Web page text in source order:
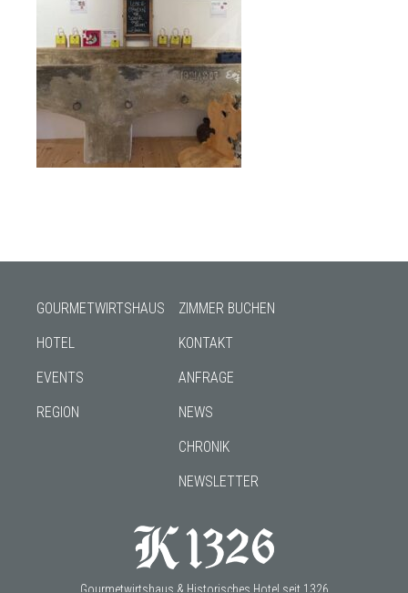
GOURMETWIRTSHAUS
HOTEL
EVENTS
REGION
ZIMMER BUCHEN
KONTAKT
ANFRAGE
NEWS
CHRONIK
NEWSLETTER
Gourmetwirtshaus & Historisches Hotel seit 1326